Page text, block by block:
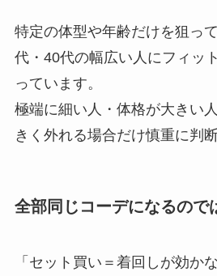
特定の体型や年齢だけを狙っ
代・40代の幅広い人にフィッ
っています。
極端に細い人・体格が大きい
きく外れる場合だけ慎重に判
全部同じコーデになるので
「セット買い＝着回しが効か